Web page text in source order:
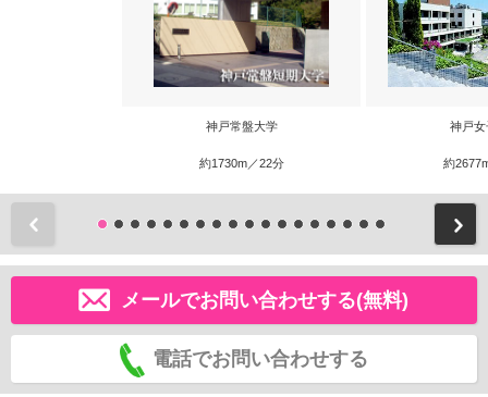
神戸常盤大学
約1730m／22分
神戸女
約
メールでお問い合わせする(無料)
電話でお問い合わせする